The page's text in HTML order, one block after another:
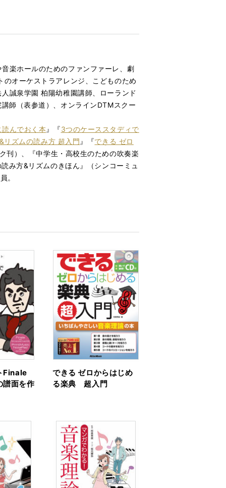
楽ホールのためのファンファーレ、劇
オーケストラアレンジ、こどものため
誠泉学園 柏陽幼稚園講師、ローランド
師（表参道）、オンラインDTMスクー
んでおく本 』『3つのケーススタディで
リズムの読み方 超入門 』『できる ゼロ
刊）、『中学⽣・⾼校⽣のための吹奏楽
み方&リズムのきほん』（シンコーミュ
。
Finale
譜面を作
できる ゼロからはじめ
る楽典 超入門